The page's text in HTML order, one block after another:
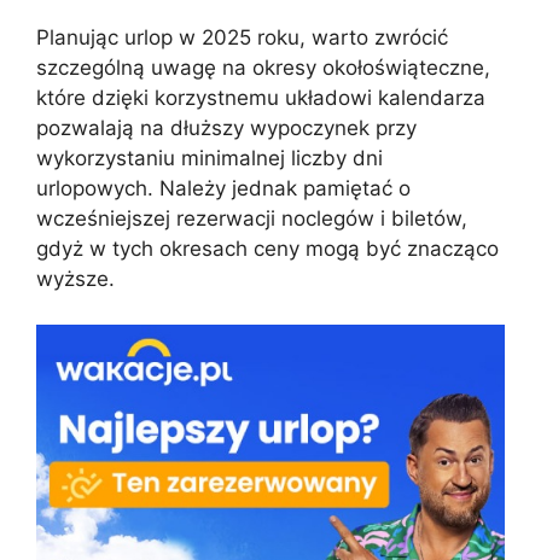
Planując urlop w 2025 roku, warto zwrócić
szczególną uwagę na okresy okołoświąteczne,
które dzięki korzystnemu układowi kalendarza
pozwalają na dłuższy wypoczynek przy
wykorzystaniu minimalnej liczby dni
urlopowych. Należy jednak pamiętać o
wcześniejszej rezerwacji noclegów i biletów,
gdyż w tych okresach ceny mogą być znacząco
wyższe.